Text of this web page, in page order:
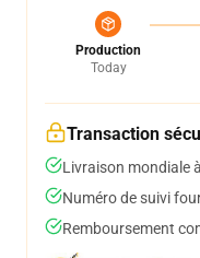
Production
Today
Transaction
Livraison mondiale
Numéro de suivi
Remboursement